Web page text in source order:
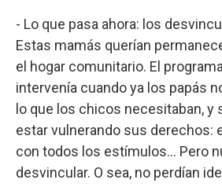
- Lo que pasa ahora: los
Estas mamás querían
el hogar comunitario. El
intervenía cuando ya los papás
lo que los chicos necesitaban, y
estar vulnerando sus derechos:
con todos los estímulos… Pero
desvincular. O sea, no perdían